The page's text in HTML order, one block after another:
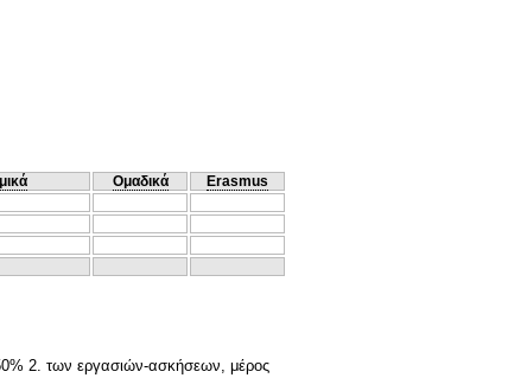
Ομαδικά
Erasmus
2. των εργασιών-ασκήσεων, μέρος